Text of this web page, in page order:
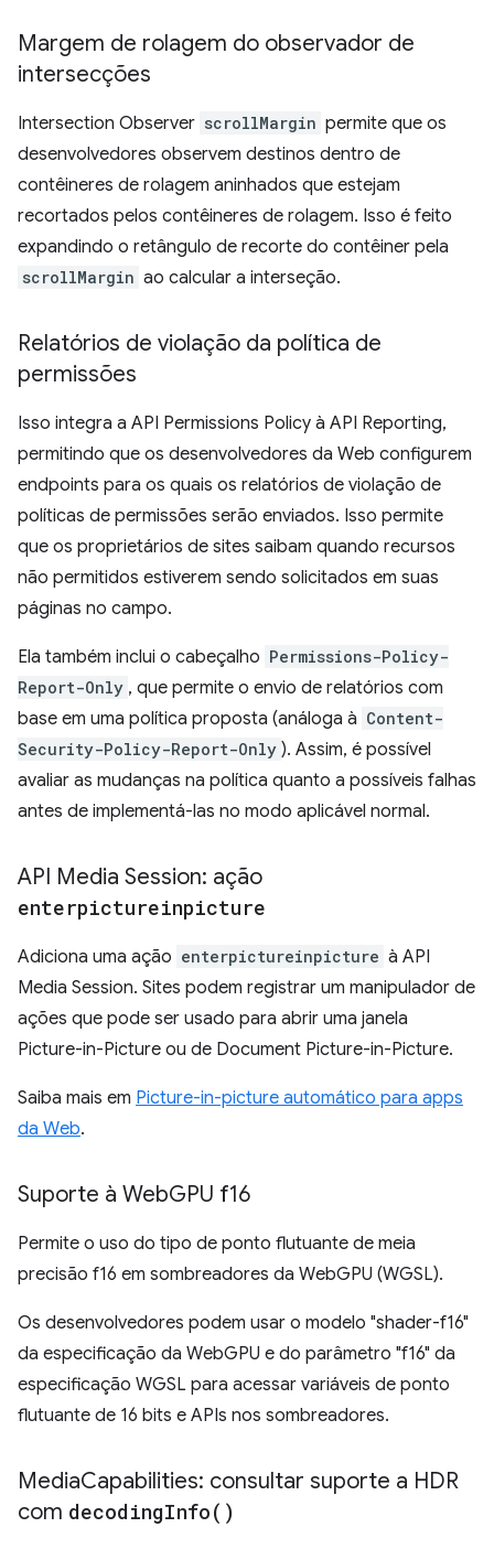
Margem de rolagem do observador de
intersecções
Intersection Observer scrollMargin permite que os
desenvolvedores observem destinos dentro de
contêineres de rolagem aninhados que estejam
recortados pelos contêineres de rolagem. Isso é feito
expandindo o retângulo de recorte do contêiner pela
scrollMargin ao calcular a interseção.
Relatórios de violação da política de
permissões
Isso integra a API Permissions Policy à API Reporting,
permitindo que os desenvolvedores da Web configurem
endpoints para os quais os relatórios de violação de
políticas de permissões serão enviados. Isso permite
que os proprietários de sites saibam quando recursos
não permitidos estiverem sendo solicitados em suas
páginas no campo.
Ela também inclui o cabeçalho Permissions-Policy-
Report-Only , que permite o envio de relatórios com
base em uma política proposta (análoga à Content-
Security-Policy-Report-Only ). Assim, é possível
avaliar as mudanças na política quanto a possíveis falhas
antes de implementá-las no modo aplicável normal.
API Media Session: ação
enterpictureinpicture
Adiciona uma ação enterpictureinpicture à API
Media Session. Sites podem registrar um manipulador de
ações que pode ser usado para abrir uma janela
Picture-in-Picture ou de Document Picture-in-Picture.
Saiba mais em Picture-in-picture automático para apps
da Web.
Suporte à WebGPU f16
Permite o uso do tipo de ponto flutuante de meia
precisão f16 em sombreadores da WebGPU (WGSL).
Os desenvolvedores podem usar o modelo "shader-f16"
da especificação da WebGPU e do parâmetro "f16" da
especificação WGSL para acessar variáveis de ponto
flutuante de 16 bits e APIs nos sombreadores.
MediaCapabilities: consultar suporte a HDR
com decodingInfo( )